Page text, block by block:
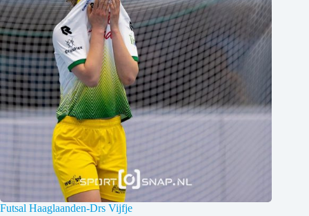
Futsal Haaglaanden-Drs Vijfje